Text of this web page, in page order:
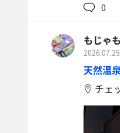
あいえ
※17時
第三駐車
白髪染
※17時
0
もじゃ
2026.07.25
天然温
チェ